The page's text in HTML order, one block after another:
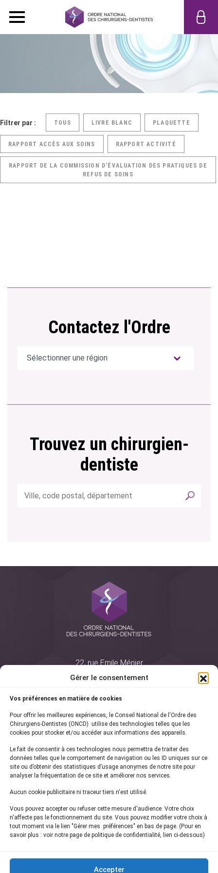
Gérer le consentement
Vos préférences en matière de cookies
Pour offrir les meilleures expériences, le Conseil National de l'Ordre des
Chirurgiens-Dentistes (ONCD) utilise des technologies telles que les
cookies pour stocker et/ou accéder aux informations des appareils.
Le fait de consentir à ces technologies nous permettra de traiter des
données telles que le comportement de navigation ou les ID uniques sur ce
site ou d’obtenir des statistiques d’usage anonymes de notre site pour
analyser la fréquentation de ce site et améliorer nos services.
Aucun cookie publicitaire ni traceur tiers n'est utilisé.
Vous pouvez accepter ou refuser cette mesure d'audience. Votre choix
n'affecte pas le fonctionnement du site. Vous pouvez modifier votre choix à
tout moment via le lien "Gérer mes préférences" en bas de page. (Pour en
savoir plus : voir notre page de politique de confidentialité, lien ci-dessous)
Accepter
Filtrer par : TOUS LIVRE BLANC PLAQUETTE
RAPPORT ACCÈS AUX SOINS RAPPORT ACTIVITÉ
RAPPORT DE LA COMMISSION D’ÉVALUATION DES PRATIQUES DE
REFUS DE SOINS
Contactez l'Ordre
Trouvez un chirurgien-
dentiste
22, rue Emile Ménier
75761 Paris Cedex 16
01 44 34 78 80
courrier@oncd.org
Actualités
Presse
Informations légales
Plan du site
Inscrivez-vous à notrenewsletter